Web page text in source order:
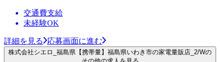
交通費支給
未経験OK
詳細を見る 応募画面に進む
株式会社シエロ_福島県【携帯量】福島県いわき市の家電量販店_2/Wの